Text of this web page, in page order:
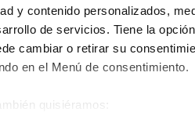
y contenido personalizados,
de servicios. Tiene la
cambiar o retirar su
en el Menú de consentimiento.
quisiéramos: